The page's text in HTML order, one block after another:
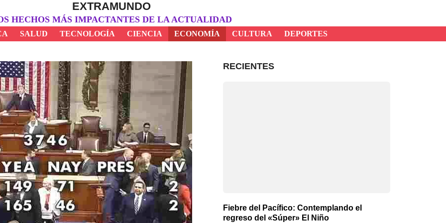
EXTRAMUNDO
HECHOS MÁS IMPACTANTES DE LA ACTUALIDAD
SALUD TECNOLOGÍA CIENCIA ECONOMÍA CULTURA DEPORTES
RECIENTES
Fiebre del Pacífico: Contemplando el
regreso del «Súper» El Niño